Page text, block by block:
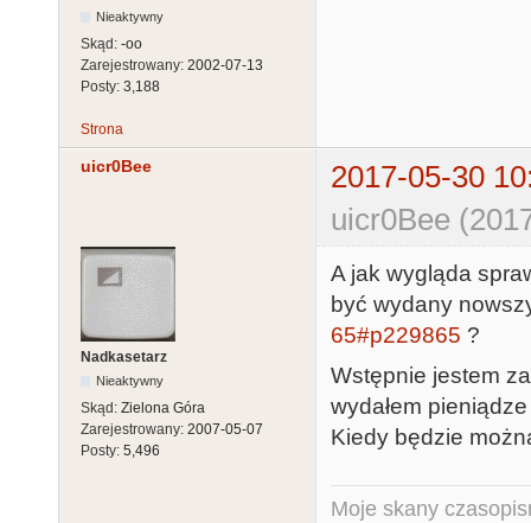
Nieaktywny
Skąd: -oo
Zarejestrowany: 2002-07-13
Posty: 3,188
Strona
uicr0Bee
2017-05-30
uicr0Bee
Nadkasetarz
Nieaktywny
Skąd: Zielona Góra
Zarejestrowany: 2007-05-07
Posty: 5,496
A jak wygląda
być wydany
65#p229865 ?
Wstępnie jestem
wydałem
Kiedy będzie
Moje skany